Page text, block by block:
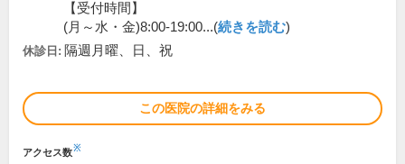
【受付時間】
(月～水・金)8:00-19:00...(続きを読む)
休診日: 隔週月曜、日、祝
この医院の詳細をみる
アクセス数※